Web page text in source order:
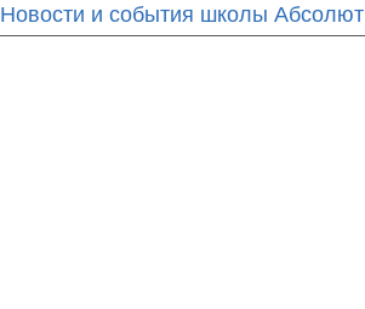
Новости и события школы Абсолют